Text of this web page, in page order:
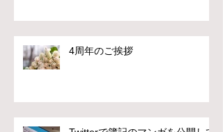
4周年のご挨拶